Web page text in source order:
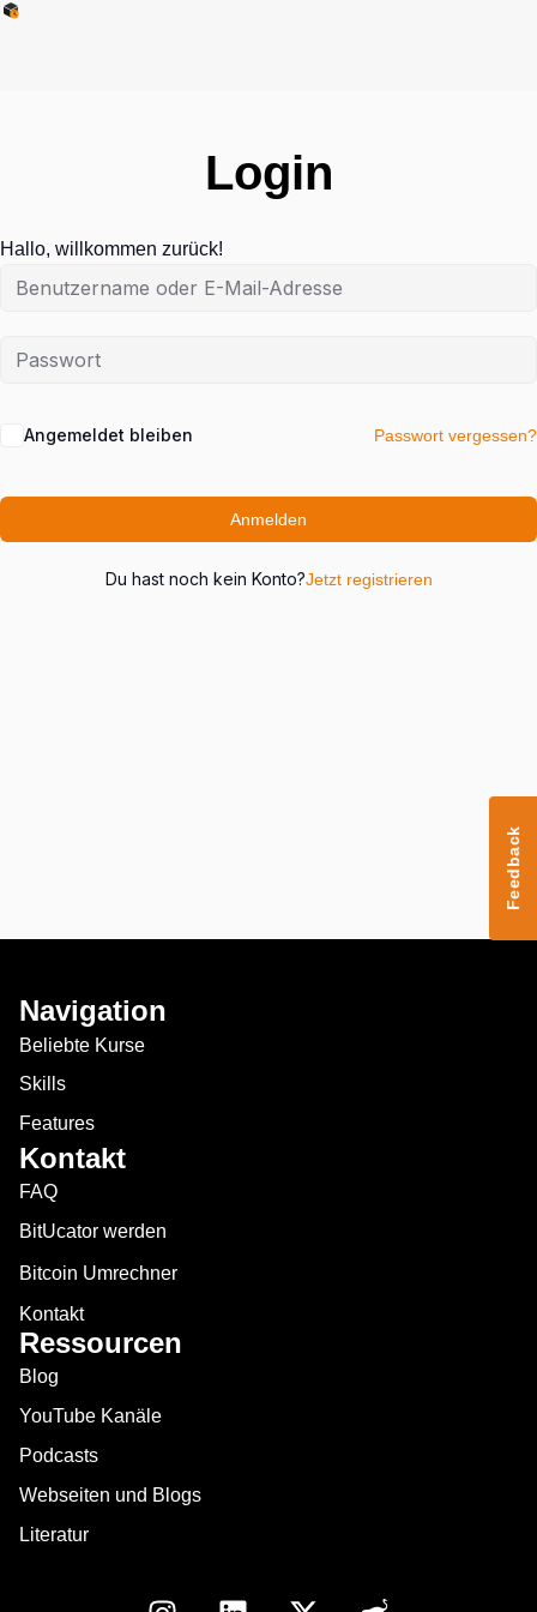
Login
Hallo, willkommen zurück!
Angemeldet bleiben Passwort vergessen?
Anmelden
Du hast noch kein Konto?Jetzt registrieren
Navigation
Beliebte Kurse
Skills
Features
Kontakt
FAQ
BitUcator werden
Bitcoin Umrechner
Kontakt
Ressourcen
Blog
YouTube Kanäle
Podcasts
Webseiten und Blogs
Literatur
Feedback